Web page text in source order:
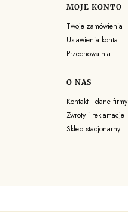
MOJE KONTO
Twoje zamówienia
Ustawienia konta
Przechowalnia
O NAS
Kontakt i dane firmy
Zwroty i reklamacje
Sklep stacjonarny